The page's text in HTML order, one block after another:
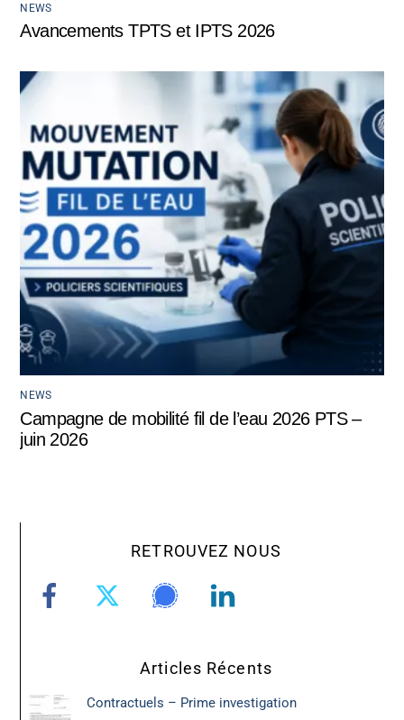
NEWS
Avancements TPTS et IPTS 2026
NEWS
Campagne de mobilité fil de l’eau 2026 PTS –
juin 2026
RETROUVEZ NOUS
Articles Récents
Contractuels – Prime investigation